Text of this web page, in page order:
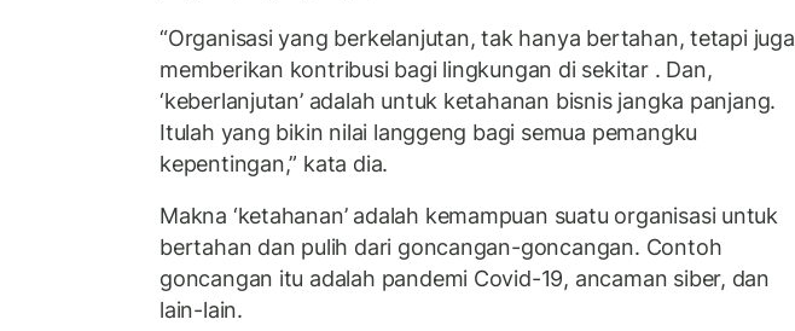
“Organisasi yang berkelanjutan, tak hanya bertahan, tetapi juga
memberikan kontribusi bagi lingkungan di sekitar . Dan,
‘keberlanjutan’ adalah untuk ketahanan bisnis jangka panjang.
Itulah yang bikin nilai langgeng bagi semua pemangku
kepentingan,” kata dia.
Makna ‘ketahanan’ adalah kemampuan suatu organisasi untuk
bertahan dan pulih dari goncangan-goncangan. Contoh
goncangan itu adalah pandemi Covid-19, ancaman siber, dan
lain-lain.